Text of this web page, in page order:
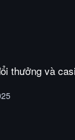
thưởng và